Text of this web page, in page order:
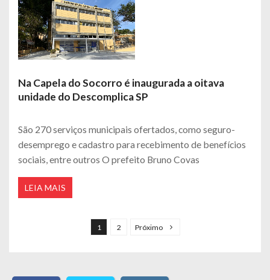
Na Capela do Socorro é inaugurada a oitava
unidade do Descomplica SP
São 270 serviços municipais ofertados, como seguro-
desemprego e cadastro para recebimento de benefícios
sociais, entre outros O prefeito Bruno Covas
LEIA MAIS
1 2 Próximo